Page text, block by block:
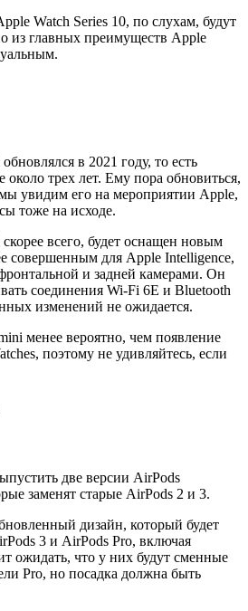
Watch Series 10, по слухам, будут
из главных преимуществ Apple
в 2021 году, то есть
трех лет. Ему пора обновиться,
увидим его на мероприятии Apple,
тоже на исходе.
всего, будет оснащен новым
совершенным для Apple Intelligence,
и задней камерами. Он
соединения Wi-Fi 6E и Bluetooth
изменений не ожидается.
менее вероятно, чем появление
поэтому не удивляйтесь, если
две версии AirPods
заменят старые AirPods 2 и 3.
дизайн, который будет
3 и AirPods Pro, включая
ожидать, что у них будут сменные
Pro, но посадка должна быть